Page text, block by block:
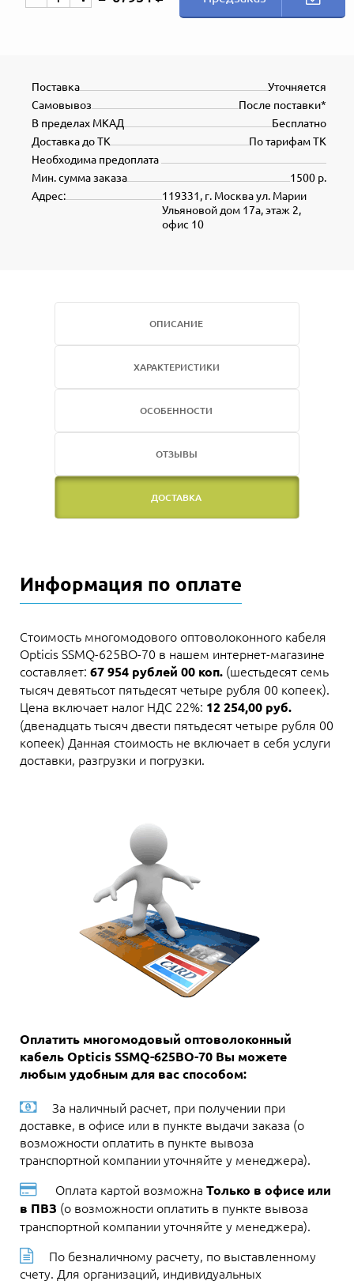
Уточняется
Поставка
После поставки*
Самовывоз
Бесплатно
В пределах МКАД
По тарифам ТК
Доставка до ТК
Необходима предоплата
1500 р.
Мин. сумма заказа
119331, г. Москва ул. Марии
Ульяновой дом 17а, этаж 2,
офис 10
Адрес:
ОПИСАНИЕ
ХАРАКТЕРИСТИКИ
ОСОБЕННОСТИ
ОТЗЫВЫ
ДОСТАВКА
Информация по оплате
Стоимость многомодового оптоволоконного кабеля
Opticis SSMQ-625BO-70 в нашем интернет-магазине
составляет: 67 954 рублей 00 коп. (шестьдесят семь
тысяч девятьсот пятьдесят четыре рубля 00 копеек).
Цена включает налог НДС 22%: 12 254,00 руб.
(двенадцать тысяч двести пятьдесят четыре рубля 00
копеек) Данная стоимость не включает в себя услуги
доставки, разгрузки и погрузки.
Оплатить многомодовый оптоволоконный
кабель Opticis SSMQ-625BO-70 Вы можете
любым удобным для вас способом:
За наличный расчет, при получении при
доставке, в офисе или в пункте выдачи заказа (о
возможности оплатить в пункте вывоза
транспортной компании уточняйте у менеджера).
Оплата картой возможна Только в офисе или
в ПВЗ (о возможности оплатить в пункте вывоза
транспортной компании уточняйте у менеджера).
По безналичному расчету, по выставленному
счету. Для организаций, индивидуальных